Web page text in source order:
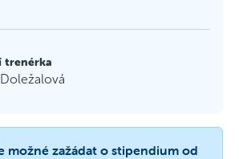
trenérka
Doležalová
možné zažádat o stipendium od